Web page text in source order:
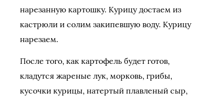
нарезанную картошку. Курицу достаем из
кастрюли и солим закипевшую воду. Курицу
нарезаем.
После того, как картофель будет готов,
кладутся жареные лук, морковь, грибы,
кусочки курицы, натертый плавленый сыр,